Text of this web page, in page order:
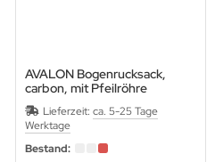
AVALON Bogenrucksack,
carbon, mit Pfeilröhre
Maße: H72xB33xT14 cm
Lieferzeit: ca. 5-25 Tage
Werktage
Bestand: